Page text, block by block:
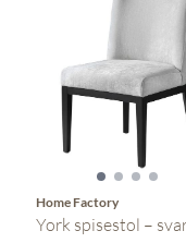
Home Factory
York spisestol –